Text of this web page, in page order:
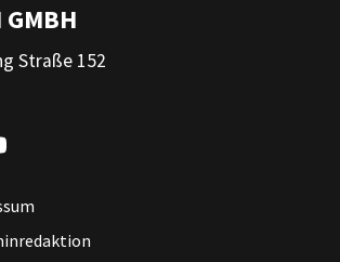
GMBH
Straße 152